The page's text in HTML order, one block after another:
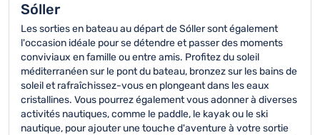
Sóller
Les sorties en bateau au départ de Sóller sont également
l'occasion idéale pour se détendre et passer des moments
conviviaux en famille ou entre amis. Profitez du soleil
méditerranéen sur le pont du bateau, bronzez sur les bains de
soleil et rafraîchissez-vous en plongeant dans les eaux
cristallines. Vous pourrez également vous adonner à diverses
activités nautiques, comme le paddle, le kayak ou le ski
nautique, pour ajouter une touche d'aventure à votre sortie